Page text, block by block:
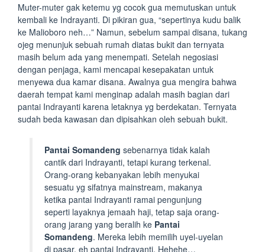
Muter-muter gak ketemu yg cocok gua memutuskan untuk
kembali ke Indrayanti. Di pikiran gua, “sepertinya kudu balik
ke Malioboro neh…” Namun, sebelum sampai disana, tukang
ojeg menunjuk sebuah rumah diatas bukit dan ternyata
masih belum ada yang menempati. Setelah negosiasi
dengan penjaga, kami mencapai kesepakatan untuk
menyewa dua kamar disana. Awalnya gua mengira bahwa
daerah tempat kami menginap adalah masih bagian dari
pantai Indrayanti karena letaknya yg berdekatan. Ternyata
sudah beda kawasan dan dipisahkan oleh sebuah bukit.
Pantai Somandeng sebenarnya tidak kalah
cantik dari Indrayanti, tetapi kurang terkenal.
Orang-orang kebanyakan lebih menyukai
sesuatu yg sifatnya mainstream, makanya
ketika pantai Indrayanti ramai pengunjung
seperti layaknya jemaah haji, tetap saja orang-
orang jarang yang beralih ke Pantai
Somandeng. Mereka lebih memilih uyel-uyelan
di pasar, eh pantai Indrayanti. Hehehe…